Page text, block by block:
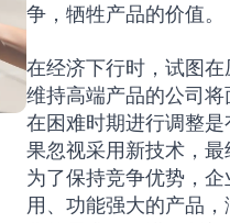
争，牺牲产品的价值。
在经济下行时，试图
维持高端产品的公司
在困难时期进行调整
果忽视采用新技术，
为了保持竞争优势，
用、功能强大的产品